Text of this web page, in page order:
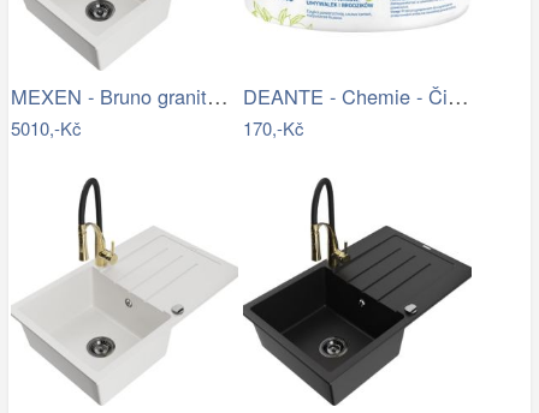
MEXEN - Bruno granitový dřez 1 s…
5010,-Kč
DEANTE - Chemie - Čistící pasta na…
170,-Kč